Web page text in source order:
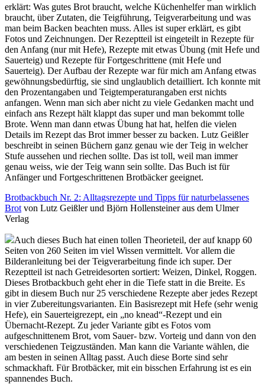
erklärt: Was gutes Brot braucht, welche Küchenhelfer man wirklich
braucht, über Zutaten, die Teigführung, Teigverarbeitung und was
man beim Backen beachten muss. Alles ist super erklärt, es gibt
Fotos und Zeichnungen. Der Rezeptteil ist eingeteilt in Rezepte für
den Anfang (nur mit Hefe), Rezepte mit etwas Übung (mit Hefe und
Sauerteig) und Rezepte für Fortgeschrittene (mit Hefe und
Sauerteig). Der Aufbau der Rezepte war für mich am Anfang etwas
gewöhnungsbedürftig, sie sind unglaublich detailliert. Ich konnte mit
den Prozentangaben und Teigtemperaturangaben erst nichts
anfangen. Wenn man sich aber nicht zu viele Gedanken macht und
einfach ans Rezept hält klappt das super und man bekommt tolle
Brote. Wenn man dann etwas Übung hat hat, helfen die vielen
Details im Rezept das Brot immer besser zu backen. Lutz Geißler
beschreibt in seinen Büchern ganz genau wie der Teig in welcher
Stufe aussehen und riechen sollte. Das ist toll, weil man immer
genau weiss, wie der Teig wann sein sollte. Das Buch ist für
Anfänger und Fortgeschrittenen Brotbäcker geeignet.
Brotbackbuch Nr. 2: Alltagsrezepte und Tipps für naturbelassenes
Brot von Lutz Geißler und Björn Hollensteiner aus dem Ulmer
Verlag
Auch dieses Buch hat einen tollen Theorieteil, der auf knapp 60
Seiten von 260 Seiten im viel Wissen vermittelt. Vor allem die
Bilderanleitung bei der Teigverarbeitung finde ich super. Der
Rezeptteil ist nach Getreidesorten sortiert: Weizen, Dinkel, Roggen.
Dieses Brotbackbuch geht eher in die Tiefe statt in die Breite. Es
gibt in diesem Buch nur 25 verschiedene Rezepte aber jedes Rezept
in vier Zubereitungsvarianten. Ein Basisrezept mit Hefe (sehr wenig
Hefe), ein Sauerteigrezept, ein „no knead“-Rezept und ein
Übernacht-Rezept. Zu jeder Variante gibt es Fotos vom
aufgeschnittenem Brot, vom Sauer- bzw. Vorteig und dann von den
verschiedenen Teigzuständen. Man kann die Variante wählen, die
am besten in seinen Alltag passt. Auch diese Borte sind sehr
schmackhaft. Für Brotbäcker, mit ein bisschen Erfahrung ist es ein
spannendes Buch.